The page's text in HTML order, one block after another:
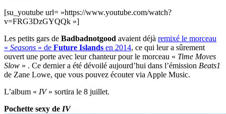
[su_youtube url= »https://www.youtube.com/watch?
v=FRG3DzGYQQk »]
Les petits gars de Badbadnotgood avaient déjà remixé le morceau
« Seasons » de Future Islands en 2014, ce qui leur a sûrement
ouvert une porte avec leur chanteur pour le morceau « Time Moves
Slow » . Ce dernier a été dévoilé aujourd’hui dans l’émission Beats1
de Zane Lowe, que vous pouvez écouter via Apple Music.
L’album « IV» sortira le 8 juillet.
Pochette sexy de IV